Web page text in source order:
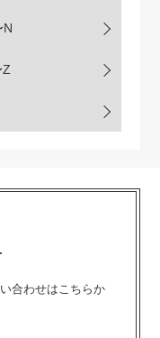
N
Z
合わせはこちらか